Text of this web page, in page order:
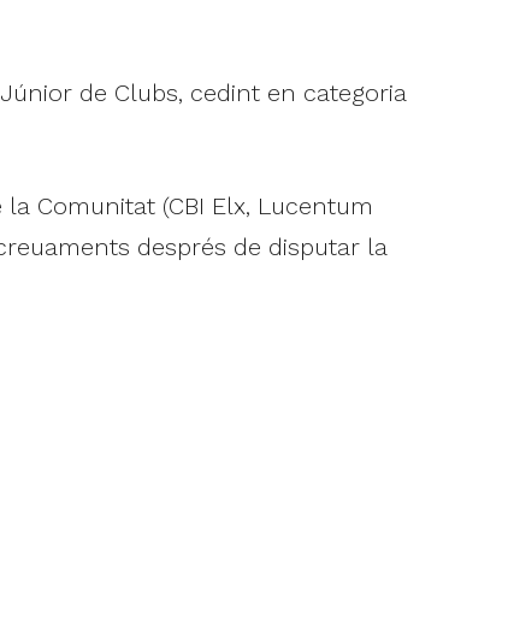
de Clubs, cedint en categoria
Comunitat (CBI Elx, Lucentum
després de disputar la